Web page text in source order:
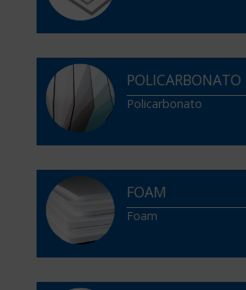
POLICARBONATO
Policarbonato
FOAM
Foam